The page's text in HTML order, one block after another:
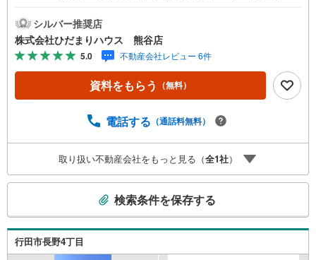
で注文住宅の経験 多くの資格を保有するスタッフ 『お客様
に寄り添った、心の行き届いた、安心のアドバイス』 お客
様が不安に思う事、疑問に思う事 何でもお話し頂き、頼り
にして下さい。 ひだまりのような温かいお家を、 一緒にお
探ししませんか？
シルバー推奨店
株式会社ひだまりハウス 熊谷店
5.0 不動産会社レビュー 6件
資料をもらう （無料）
電話する （通話料無料）
取り扱い不動産会社をもっと見る（全1社）
検
索
条
検索条件を保存する
行田市長野4丁目